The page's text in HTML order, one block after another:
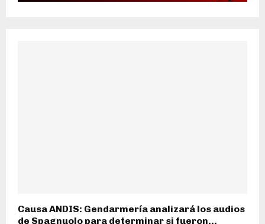
Causa ANDIS: Gendarmería analizará los audios
de Spagnuolo para determinar si fueron...